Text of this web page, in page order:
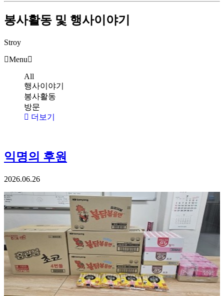
봉사활동 및 행사이야기
Stroy
Menu
All
행사이야기
봉사활동
방문
더보기
익명의 후원
2026.06.26